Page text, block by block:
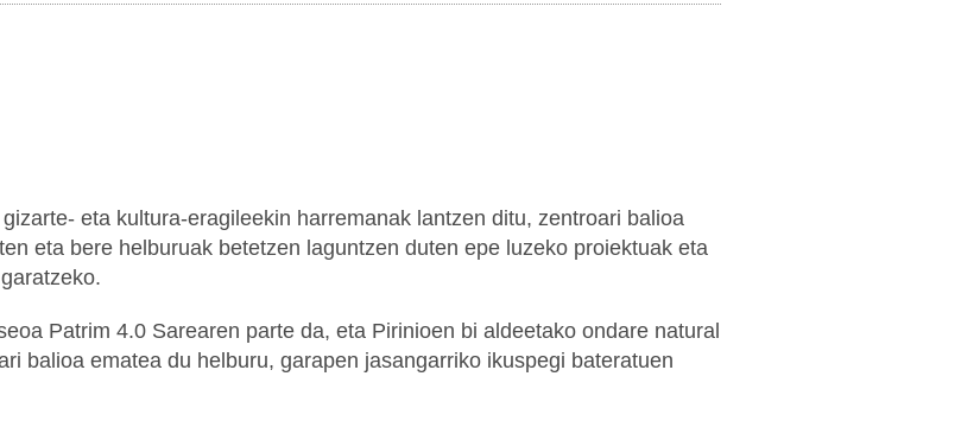
eta kultura-eragileekin harremanak lantzen ditu, zentroari balioa
eta bere helburuak betetzen laguntzen duten epe luzeko proiektuak eta
Patrim 4.0 Sarearen parte da, eta Pirinioen bi aldeetako ondare natural
balioa ematea du helburu, garapen jasangarriko ikuspegi bateratuen